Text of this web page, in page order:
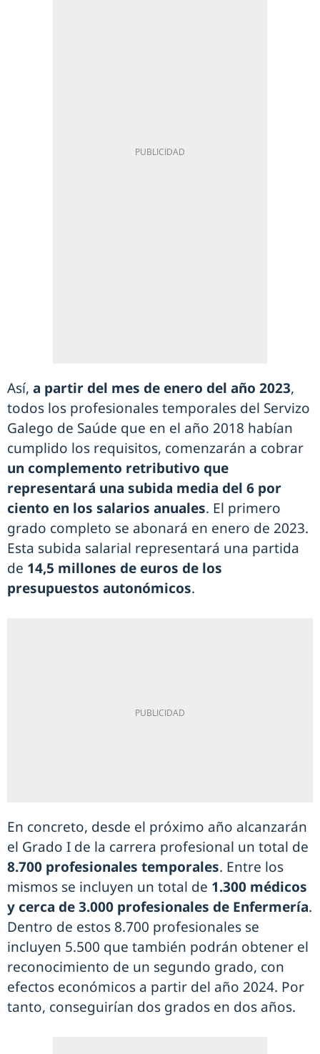
Así, a partir del mes de enero del año 2023,
todos los profesionales temporales del Servizo
Galego de Saúde que en el año 2018 habían
cumplido los requisitos, comenzarán a cobrar
un complemento retributivo que
representará una subida media del 6 por
ciento en los salarios anuales. El primero
grado completo se abonará en enero de 2023.
Esta subida salarial representará una partida
de 14,5 millones de euros de los
presupuestos autonómicos.
En concreto, desde el próximo año alcanzarán
el Grado I de la carrera profesional un total de
8.700 profesionales temporales. Entre los
mismos se incluyen un total de 1.300 médicos
y cerca de 3.000 profesionales de Enfermería.
Dentro de estos 8.700 profesionales se
incluyen 5.500 que también podrán obtener el
reconocimiento de un segundo grado, con
efectos económicos a partir del año 2024. Por
tanto, conseguirían dos grados en dos años.